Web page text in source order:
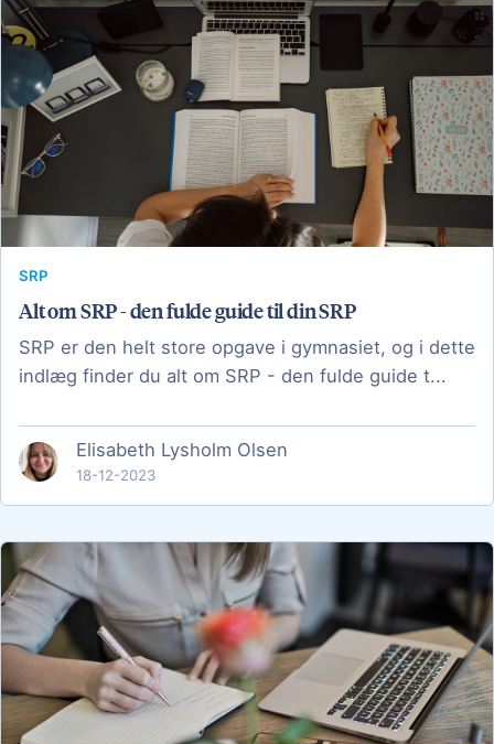
SRP
Alt om SRP - den fulde guide til din SRP
SRP er den helt store opgave i gymnasiet, og i dette
indlæg finder du alt om SRP - den fulde guide t...
Elisabeth Lysholm Olsen
18-12-2023